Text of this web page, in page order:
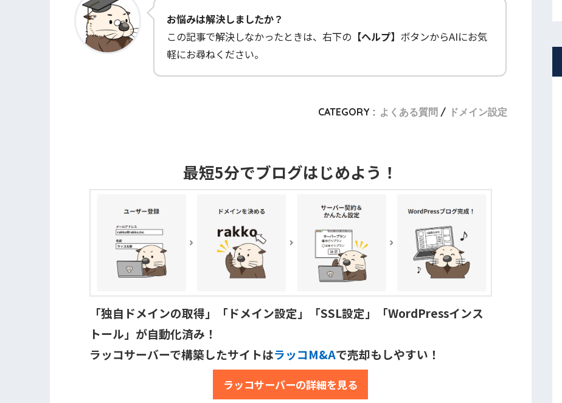
お悩みは解決しましたか？
この記事で解決しなかったときは、右下の 【ヘルプ】 ボタンからAIにお気
軽にお尋ねください。
CATEGORY : よくある質問 ドメイン設定
最短5分でブログはじめよう！
「独自ドメインの取得」「ドメイン設定」「SSL設定」「WordPressインス
トール」が自動化済み！
ラッコサーバーで構築したサイトはラッコM&Aで売却もしやすい！
ラッコサーバーの詳細を見る